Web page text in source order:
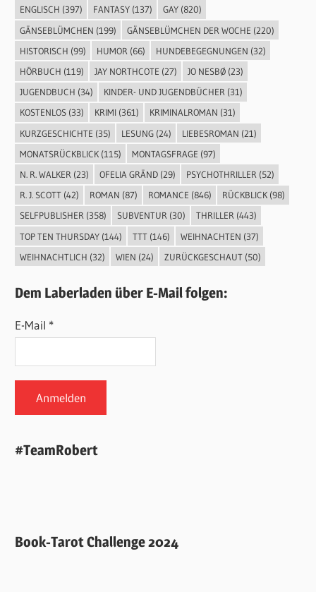
ENGLISCH (397) FANTASY(137) GAY(820)
GÄNSEBLÜMCHEN (199) GÄNSEBLÜMCHEN DER WOCHE (220)
HISTORISCH (99) HUMOR (66) HUNDEBEGEGNUNGEN (32)
HÖRBUCH (119) JAY NORTHCOTE (27) JO NESBØ(23)
JUGENDBUCH (34) KINDER- UND JUGENDBÜCHER (31)
KOSTENLOS(33) KRIMI(361) KRIMINALROMAN (31)
KURZGESCHICHTE (35) LESUNG(24) LIEBESROMAN (21)
MONATSRÜCKBLICK(115) MONTAGSFRAGE (97)
N. R. WALKER (23) OFELIA GRÄND(29) PSYCHOTHRILLER (52)
R. J. SCOTT(42) ROMAN (87) ROMANCE (846) RÜCKBLICK(98)
SELFPUBLISHER(358) SUBVENTUR(30) THRILLER(443)
TOP TEN THURSDAY(144) TTT(146) WEIHNACHTEN (37)
WEIHNACHTLICH (32) WIEN (24) ZURÜCKGESCHAUT(50)
Dem Laberladen über E-Mail folgen:
E-Mail *
#TeamRobert
Book-Tarot Challenge 2024